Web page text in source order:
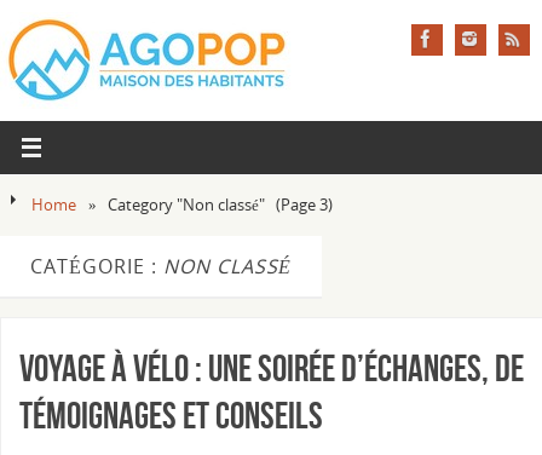
Home » Category "Non classé" (Page 3)
CATÉGORIE : NON CLASSÉ
Voyage à vélo : une soirée d’échanges, de
témoignages et conseils